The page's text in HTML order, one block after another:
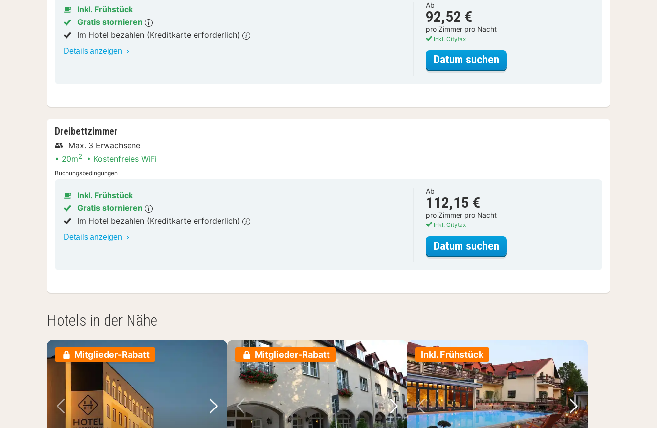
Inkl. Frühstück
Gratis stornieren
Im Hotel bezahlen (Kreditkarte erforderlich)
Details anzeigen
Ab
92,52 €
pro Zimmer pro Nacht
Inkl. Citytax
Datum suchen
Dreibettzimmer
Max. 3 Erwachsene
20m2 Kostenfreies WiFi
Buchungsbedingungen
Inkl. Frühstück
Gratis stornieren
Im Hotel bezahlen (Kreditkarte erforderlich)
Details anzeigen
Ab
112,15 €
pro Zimmer pro Nacht
Inkl. Citytax
Datum suchen
Hotels in der Nähe
Mitglieder-Rabatt
Vorheriges Bild
Nächstes Bild
Mitglieder-Rabatt
Vorheriges Bild
Nächstes Bild
Inkl. Frühstück
Vorheriges Bild
Nächstes Bild